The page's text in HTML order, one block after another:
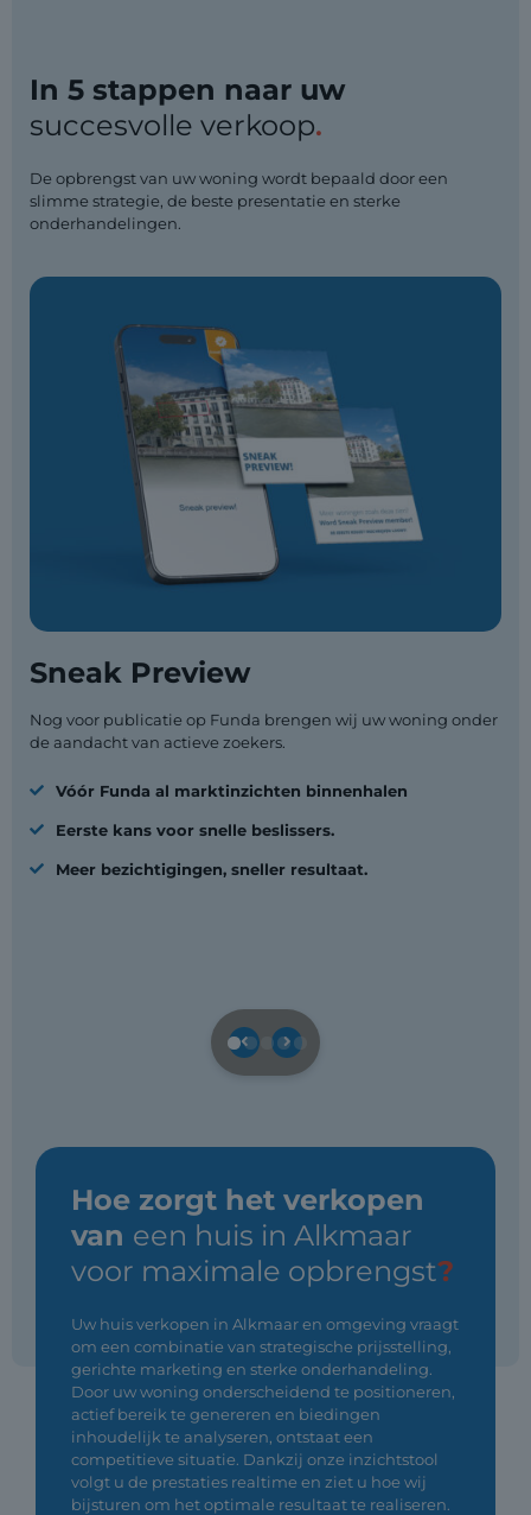
In 5 stappen naar uw
succesvolle verkoop.
De opbrengst van uw woning wordt bepaald door een
slimme strategie, de beste presentatie en sterke
onderhandelingen.
Sneak Preview
Nog voor publicatie op Funda brengen wij uw woning onder
de aandacht van actieve zoekers.
Vóór Funda al marktinzichten binnenhalen
Eerste kans voor snelle beslissers.
Meer bezichtigingen, sneller resultaat.
Hoe zorgt het verkopen
van een huis in Alkmaar
voor maximale opbrengst?
Uw huis verkopen in Alkmaar en omgeving vraagt
om een combinatie van strategische prijsstelling,
gerichte marketing en sterke onderhandeling.
Door uw woning onderscheidend te positioneren,
actief bereik te genereren en biedingen
inhoudelijk te analyseren, ontstaat een
competitieve situatie. Dankzij onze inzichtstool
volgt u de prestaties realtime en ziet u hoe wij
bijsturen om het optimale resultaat te realiseren.